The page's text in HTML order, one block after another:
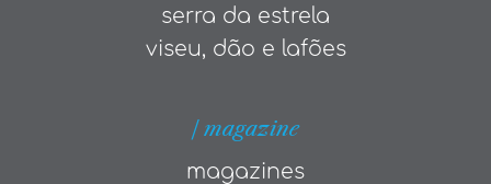
serra da estrela
viseu, dão e lafões
| magazine
magazines